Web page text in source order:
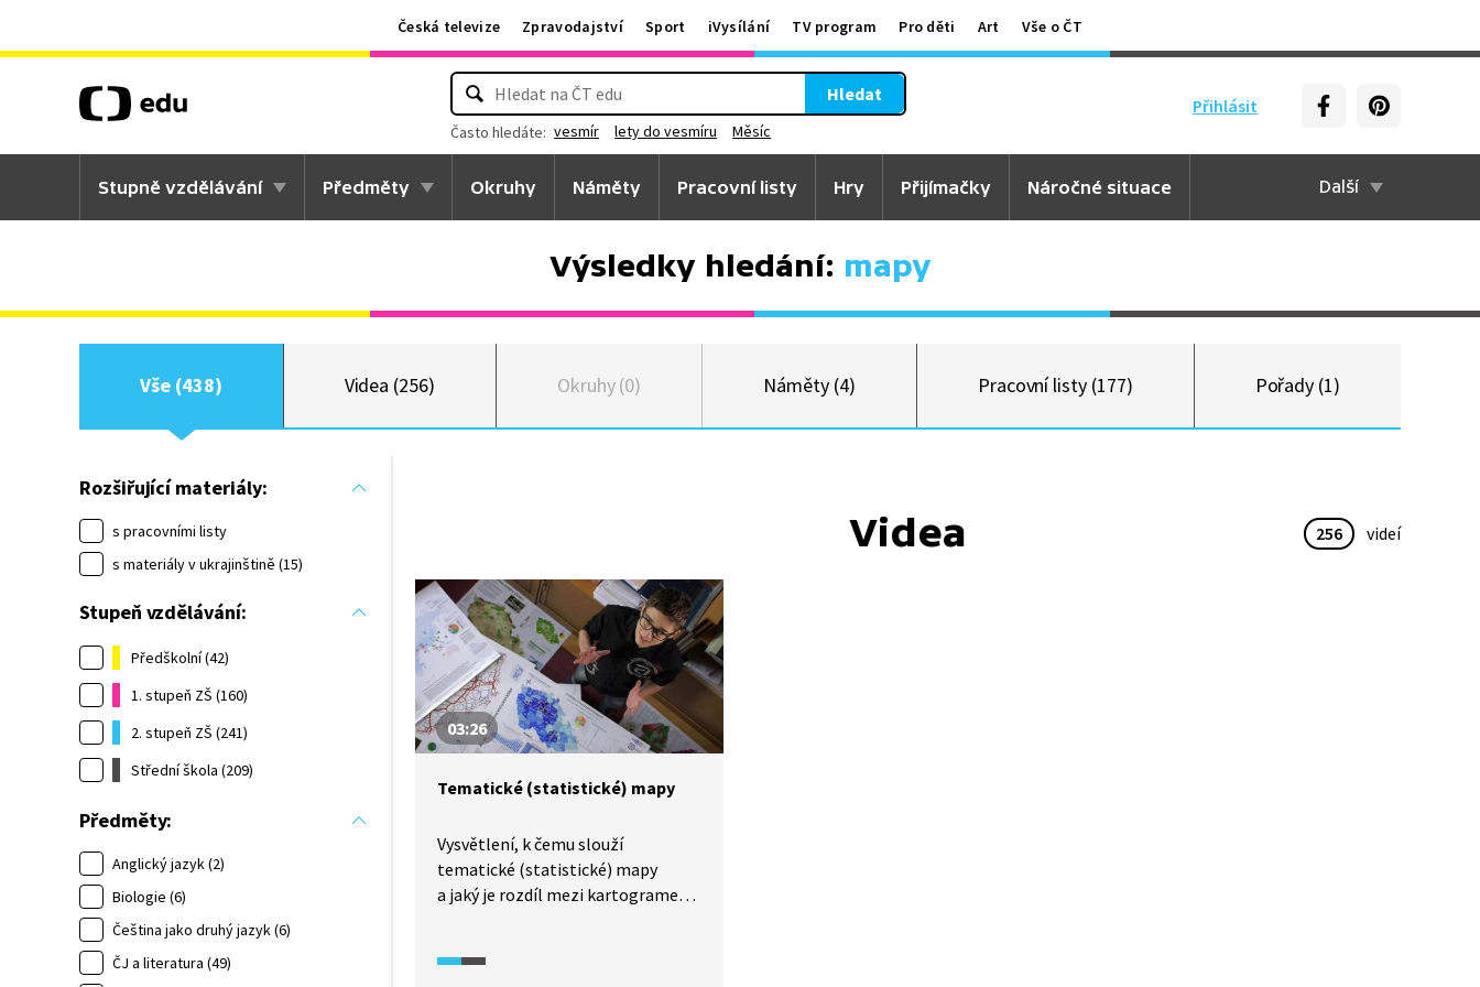
Česká televize Zpravodajství Sport iVysílání TV program Pro děti Art Vše o ČT
Přihlásit
Hledat
Často hledáte: vesmír lety do vesmíru Měsíc
Stupně vzdělávání Předměty Okruhy Náměty Pracovní listy Hry Přijímačky Náročné situace Další
Výsledky hledání: mapy
Vše (438) Videa (256) Okruhy (0) Náměty (4) Pracovní listy (177) Pořady (1)
Rozšiřující materiály:
s pracovními listy
s materiály v ukrajinštině (15)
Stupeň vzdělávání:
Předškolní (42)
1. stupeň ZŠ (160)
2. stupeň ZŠ (241)
Střední škola (209)
Předměty:
Anglický jazyk (2)
Biologie (6)
Čeština jako druhý jazyk (6)
ČJ a literatura (49)
Videa 256 videí
03:26
Tematické (statistické) mapy
Vysvětlení, k čemu slouží
tematické (statistické) mapy
a jaký je rozdíl mezi kartogramem